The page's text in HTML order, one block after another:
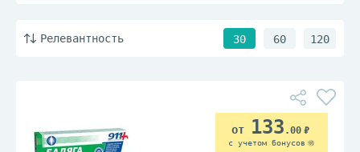
Релевантность 30 60 120
133 .00
с учетом бонусов